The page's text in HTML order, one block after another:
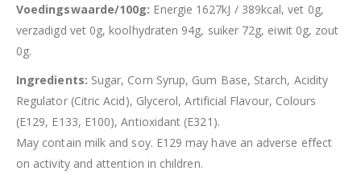
Voedingswaarde/100g: Energie 1627kJ / 389kcal, vet 0g,
verzadigd vet 0g, koolhydraten 94g, suiker 72g, eiwit 0g, zout
0g.
Ingredients: Sugar, Corn Syrup, Gum Base, Starch, Acidity
Regulator (Citric Acid), Glycerol, Artificial Flavour, Colours
(E129, E133, E100), Antioxidant (E321).
May contain milk and soy. E129 may have an adverse effect
on activity and attention in children.